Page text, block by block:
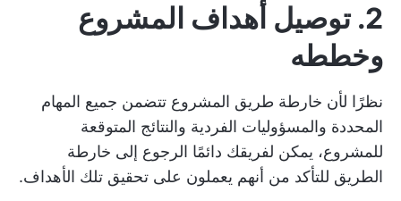
2. توصيل أهداف المشروع
وخططه
نظرًا لأن خارطة طريق المشروع تتضمن جميع المهام
المحددة والمسؤوليات الفردية والنتائج المتوقعة
للمشروع، يمكن لفريقك دائمًا الرجوع إلى خارطة
الطريق للتأكد من أنهم يعملون على تحقيق تلك الأهداف.